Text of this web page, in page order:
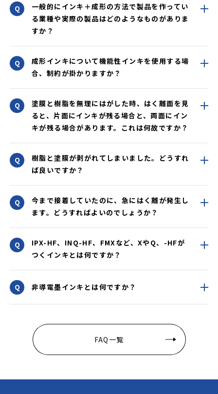
一般的にインキ＋成形の方法で製品を作ってい
る業種や実際の製品はどのようなものがありま
すか？
成形インキについて機能性インキを使用する場
合、制約が掛かりますか？
塗膜と樹脂を無理にはがした時、はく離面を見
ると、片面にインキが残る場合と、両面にイン
キが残る場合があります。これは何故ですか？
樹脂と塗膜が剥がれてしまいました。どうすれ
ば良いですか？
今まで接着していたのに、急にはく離が発生し
ます。どうすればよいのでしょうか？
IPX-HF、INQ-HF、FMXなど、XやQ、-HFが
つくインキとは何ですか？
非導電墨インキとは何ですか？
FAQ一覧